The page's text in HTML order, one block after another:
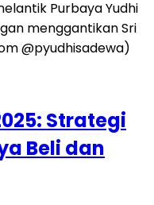
Strategi
Beli dan